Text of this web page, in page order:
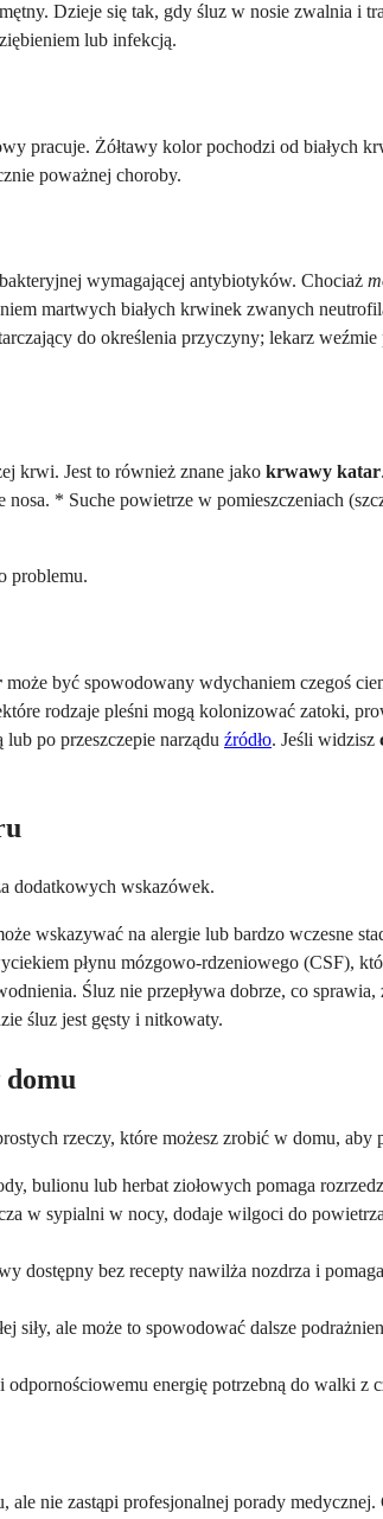
Dzieje się tak, gdy śluz w nosie zwalnia i
lub infekcją.
pracuje. Żółtawy kolor pochodzi od białych
poważnej choroby.
wymagającej antybiotyków. Chociaż
martwych białych krwinek zwanych
do określenia przyczyny; lekarz
krwi. Jest to również znane jako krwawy katar
* Suche powietrze w pomieszczeniach
problemu.
może być spowodowany wdychaniem czegoś
rodzaje pleśni mogą kolonizować zatoki,
po przeszczepie narządu źródło. Jeśli widzisz
dodatkowych wskazówek.
wskazywać na alergie lub bardzo wczesne
płynu mózgowo-rdzeniowego (CSF),
Śluz nie przepływa dobrze, co sprawia,
śluz jest gęsty i nitkowaty.
rzeczy, które możesz zrobić w domu, aby
bulionu lub herbat ziołowych pomaga
w sypialni w nocy, dodaje wilgoci do
dostępny bez recepty nawilża nozdrza i
siły, ale może to spowodować dalsze
odpornościowemu energię potrzebną do walki
nie zastąpi profesjonalnej porady